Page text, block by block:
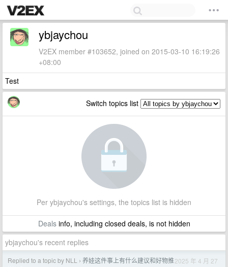
ybjaychou
V2EX member #103652, joined on 2015-03-10 16:19:26
+08:00
Test
Switch topics list
Per ybjaychou's settings, the topics list is hidden
Dealsinfo, including closed deals, is not hidden
ybjaychou's recent replies
Replied to a topic by NLL › 养娃这件事上有什么建议和好物推2025 年 4 月 27